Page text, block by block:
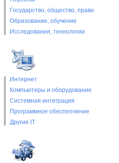
Государство, общество, право
Образование, обучение
Исследования, технологии
Интернет
Компьютеры и оборудование
Системная интеграция
Программное обеспепчение
Другие IT